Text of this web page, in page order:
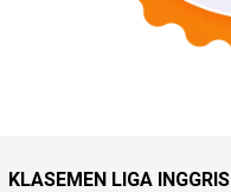
KLASEMEN LIGA INGGRIS